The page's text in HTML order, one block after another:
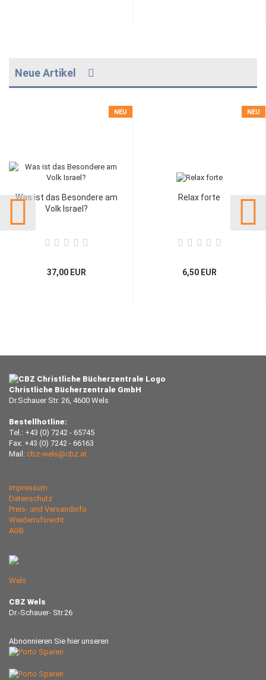
Neue Artikel
NEU
Was ist das Besondere am
Volk Israel?
37,00 EUR
NEU
Relax forte
6,50 EUR
Christliche Bücherzentrale GmbH
Dr.Schauer Str. 26, 4600 Wels
Bestellhotline:
Tel.: +43 (0) 7242 - 65745
Fax: +43 (0) 7242 - 66163
Mail: cbz-wels@cbz.at
Impressum
Datenschutz
Preis- und Versandinfo
Wiederrufsrecht
AGB
Wels
CBZ Wels
Dr.-Schauer- Str.26
Abnonnieren Sie hier unseren